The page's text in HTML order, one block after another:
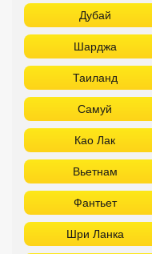
Дубай
Шарджа
Таиланд
Самуй
Као Лак
Вьетнам
Фантьет
Шри Ланка